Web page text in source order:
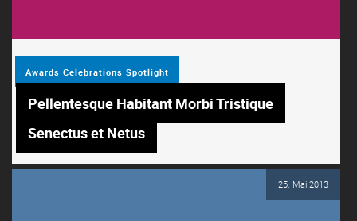
Awards Celebrations Spotlight
Pellentesque Habitant Morbi Tristique
Senectus et Netus
25. Mai 2013